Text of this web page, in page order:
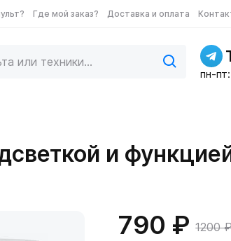
Где мой заказ? Доставка и оплата
пн-
и
790 ₽ 1200